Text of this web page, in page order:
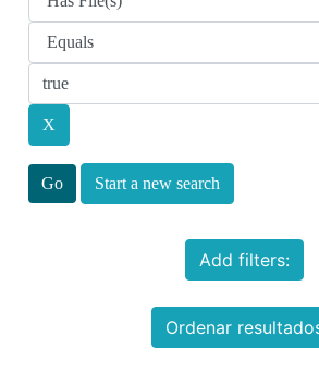
Start a new search
Add filters:
Ordenar